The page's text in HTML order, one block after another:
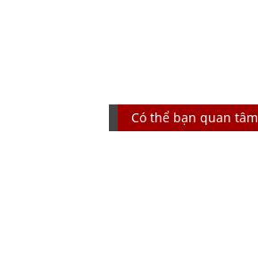
Có thể bạn quan tâm